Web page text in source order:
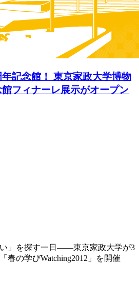
記念館！ 東京家政大学博物
フィナーレ展示がオープン
」を探す一日――東京家政大学が3
春の学びWatching2012」を開催